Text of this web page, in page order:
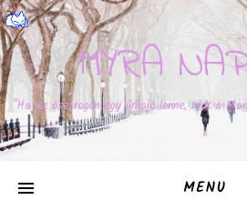
MYRA
"Ha az ösztrogén egy űrhajó lenne, már a
MENU